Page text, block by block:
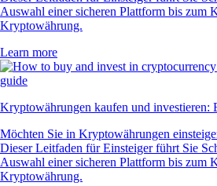
Auswahl einer sicheren Plattform bis zum
Kryptowährung.
Learn more
Kryptowährungen kaufen und investieren:
Möchten Sie in Kryptowährungen
Dieser Leitfaden für Einsteiger führt Sie
Auswahl einer sicheren Plattform bis zum
Kryptowährung.